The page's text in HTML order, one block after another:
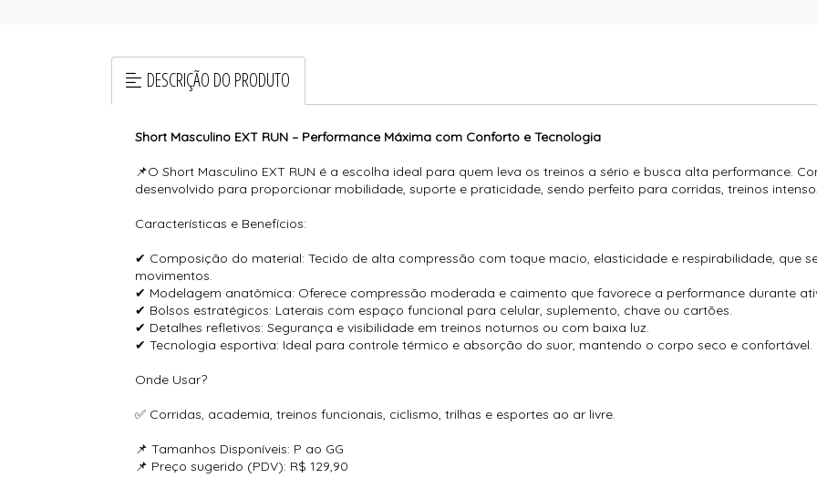
DESCRIÇÃO DO PRODUTO
Short Masculino EXT RUN – Performance Máxima com Conforto e Tecnologia
📌O Short Masculino EXT RUN é a escolha ideal para quem leva os treinos a sério e busca alta performance.
desenvolvido para proporcionar mobilidade, suporte e praticidade, sendo perfeito para corridas, treinos
Características e Benefícios:
✔ Composição do material: Tecido de alta compressão com toque macio, elasticidade e respirabilidade, que
movimentos.
✔ Modelagem anatômica: Oferece compressão moderada e caimento que favorece a performance durante
✔ Bolsos estratégicos: Laterais com espaço funcional para celular, suplemento, chave ou cartões.
✔ Detalhes refletivos: Segurança e visibilidade em treinos noturnos ou com baixa luz.
✔ Tecnologia esportiva: Ideal para controle térmico e absorção do suor, mantendo o corpo seco e confortável.
Onde Usar?
✅ Corridas, academia, treinos funcionais, ciclismo, trilhas e esportes ao ar livre.
📌 Tamanhos Disponíveis: P ao GG
📌 Preço sugerido (PDV): R$ 129,90